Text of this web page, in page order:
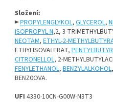
Složení:
►PROPYLENGLYKOL, GLYCEROL,
ISOPROPYL-N,2, 3-
NEOTAM, ETHYL-2-
ETHYLISOVALERAT,
CITRONELLOL, 2-
FENYLETHANOL, BENZYLALKOHOL
BENZ0OVA.
UFI 4330-10CN-G00W-N3T3